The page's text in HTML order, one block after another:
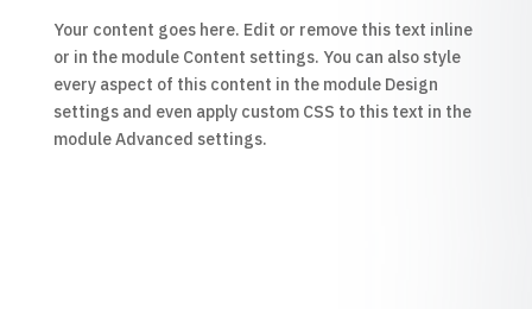
Your content goes here. Edit or remove this text inline
or in the module Content settings. You can also style
every aspect of this content in the module Design
settings and even apply custom CSS to this text in the
module Advanced settings.